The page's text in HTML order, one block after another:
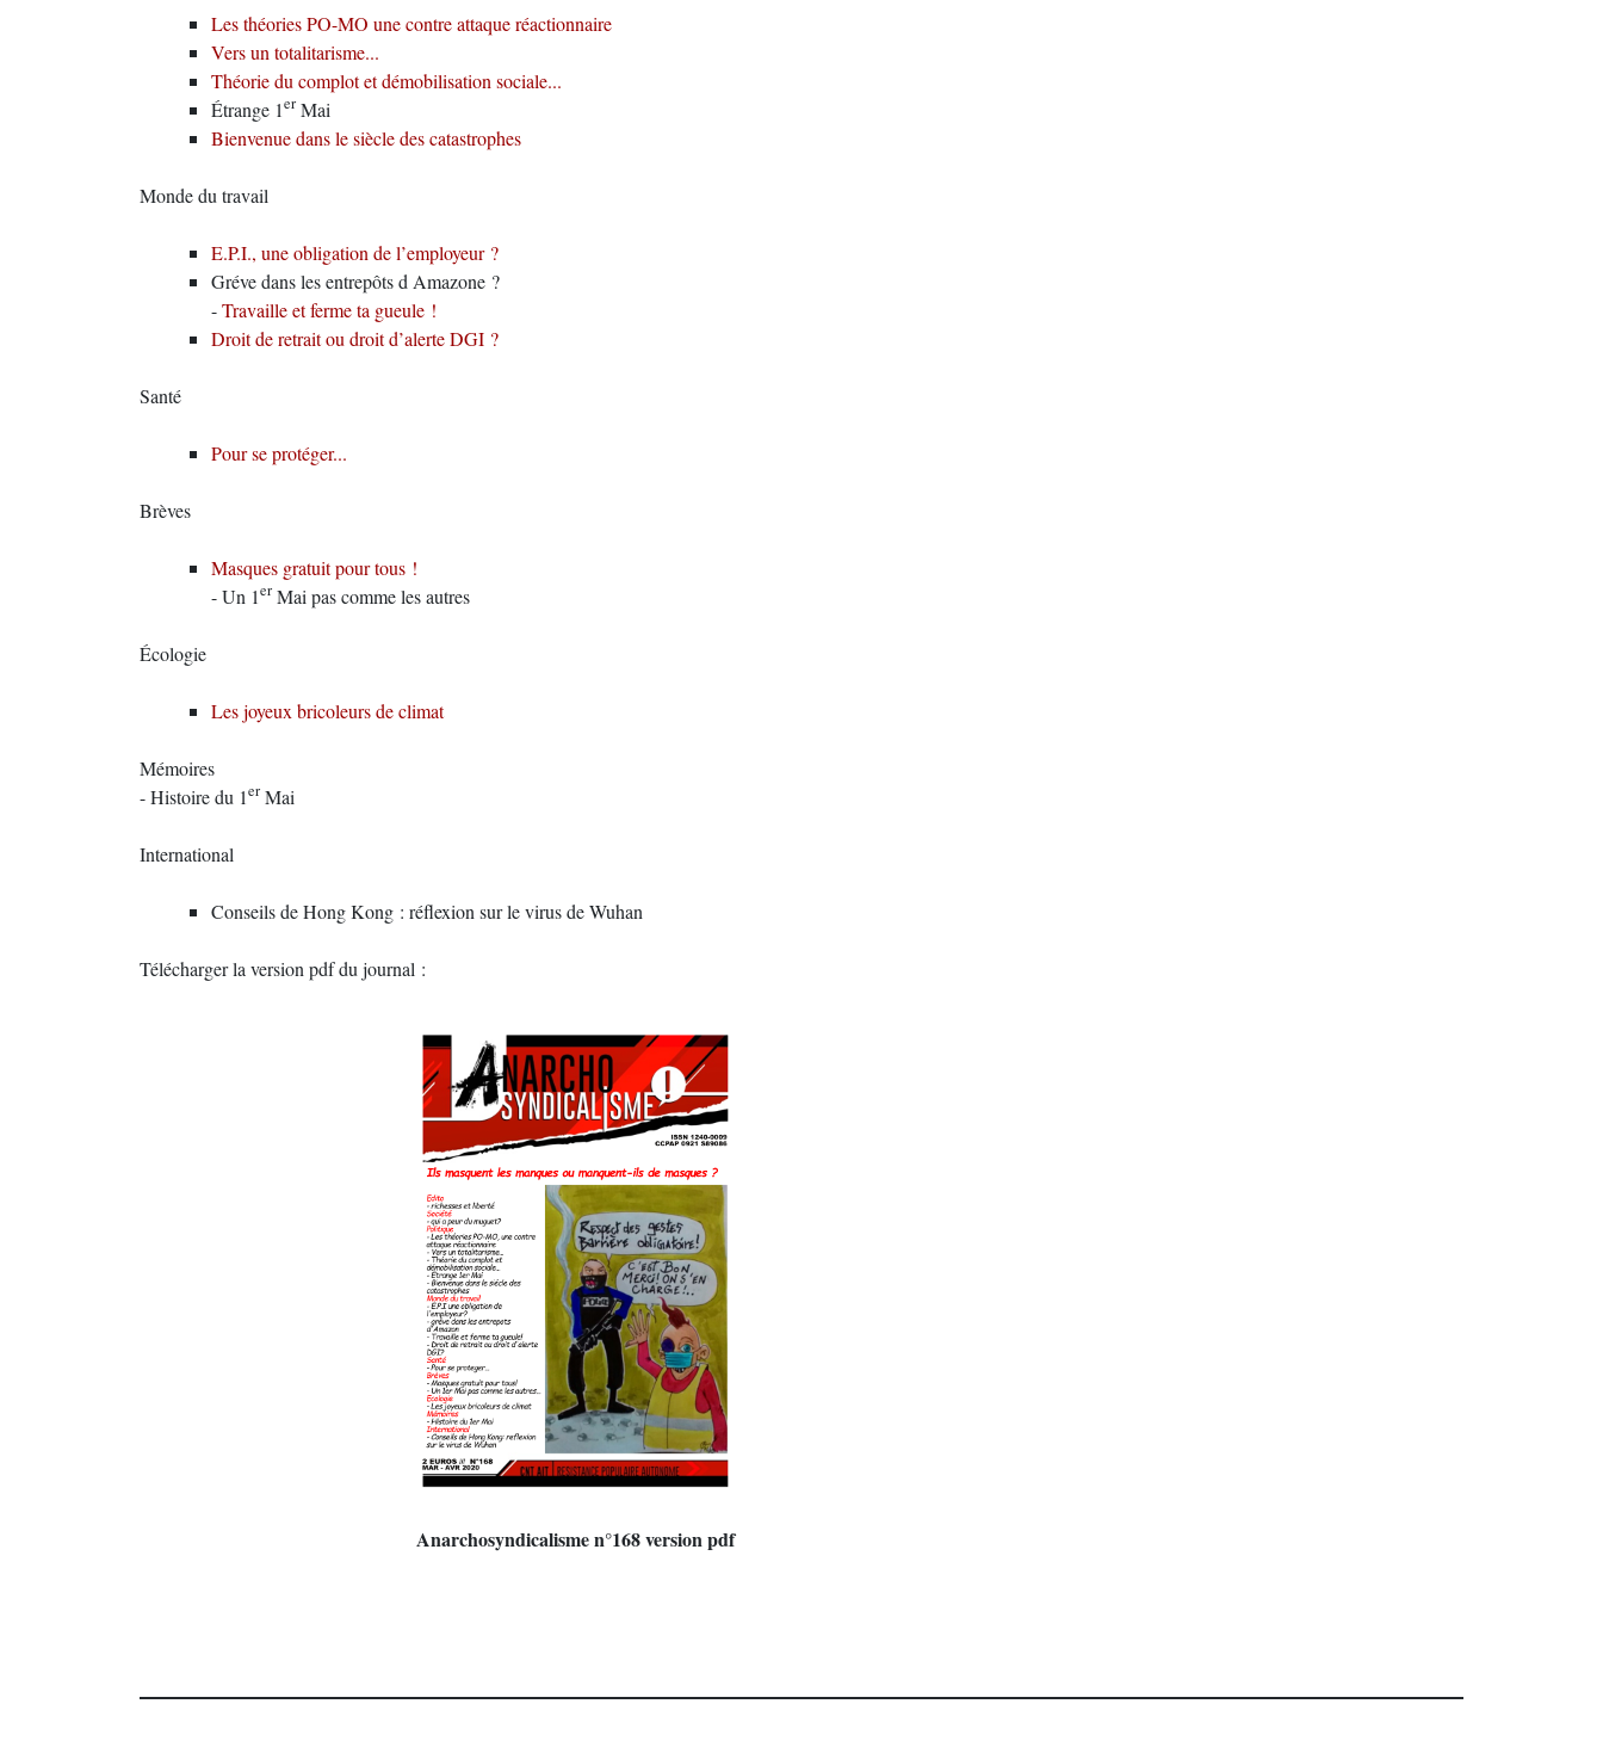
Les théories PO-MO une contre attaque réactionnaire
Vers un totalitarisme...
Théorie du complot et démobilisation sociale...
Étrange 1er Mai
Bienvenue dans le siècle des catastrophes
Monde du travail
E.P.I., une obligation de l’employeur ?
Gréve dans les entrepôts d Amazone ?
-Travaille et ferme ta gueule !
Droit de retrait ou droit d’alerte DGI ?
Santé
Pour se protéger...
Brèves
Masques gratuit pour tous !
- Un 1er Mai pas comme les autres
Écologie
Les joyeux bricoleurs de climat
Mémoires
- Histoire du 1er Mai
International
Conseils de Hong Kong : réflexion sur le virus de Wuhan
Télécharger la version pdf du journal :
Anarchosyndicalisme n°168 version pdf